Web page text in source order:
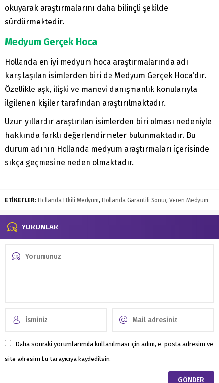
okuyarak araştırmalarını daha bilinçli şekilde
sürdürmektedir.
Medyum Gerçek Hoca
Hollanda en iyi medyum hoca araştırmalarında adı
karşılaşılan isimlerden biri de Medyum Gerçek Hoca’dır.
Özellikle aşk, ilişki ve manevi danışmanlık konularıyla
ilgilenen kişiler tarafından araştırılmaktadır.
Uzun yıllardır araştırılan isimlerden biri olması nedeniyle
hakkında farklı değerlendirmeler bulunmaktadır. Bu
durum adının Hollanda medyum araştırmaları içerisinde
sıkça geçmesine neden olmaktadır.
ETİKETLER: Hollanda Etkili Medyum, Hollanda Garantili Sonuç Veren Medyum
YORUMLAR
Daha sonraki yorumlarımda kullanılması için adım, e-posta adresim ve
site adresim bu tarayıcıya kaydedilsin.